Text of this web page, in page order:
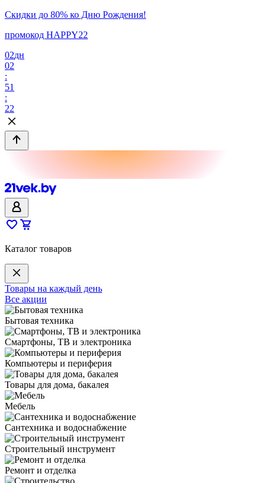
Скидки до 80% ко Дню Рождения!
промокод HAPPY22
02дн
02
:
51
:
22
Каталог товаров
Товары на каждый день
Все акции
Бытовая техника
Смартфоны, ТВ и электроника
Компьютеры и периферия
Товары для дома, бакалея
Мебель
Сантехника и водоснабжение
Строительный инструмент
Ремонт и отделка